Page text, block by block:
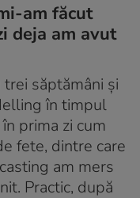
am făcut
deja am avut
săptămâni și
în timpul
prima zi cum
fete, dintre care
am mers
Practic, după